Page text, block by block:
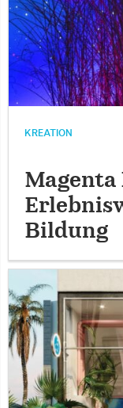
KREATION
Bildung